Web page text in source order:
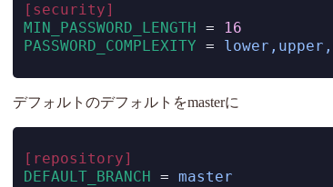
[security]
MIN_PASSWORD_LENGTH =
16
PASSWORD_COMPLEXITY =
デフォルトのデフォルトをmasterに
[repository]
DEFAULT_BRANCH = master